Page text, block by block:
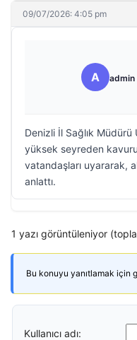
09/07/2026: 4:05 pm
A admin
Denizli İl Sağlık
yüksek seyreden
vatandaşları uyararak,
anlattı.
1 yazı görüntüleniyor
Bu konuyu yanıtlamak için
Kullanıcı adı: